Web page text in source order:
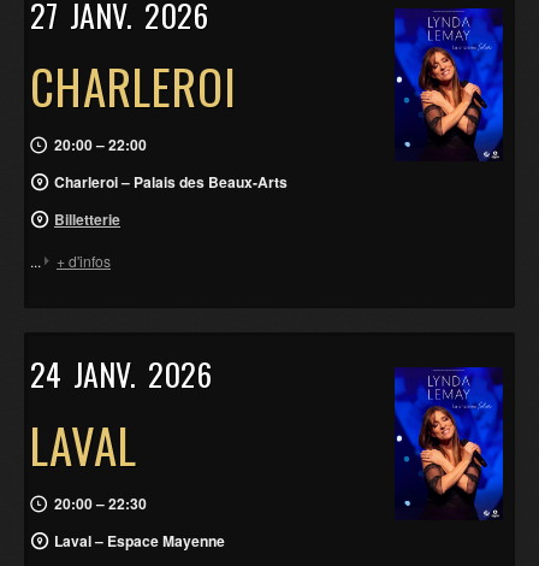
27 JANV. 2026
CHARLEROI
20:00 – 22:00
Charleroi – Palais des Beaux-Arts
Billetterie
... + d'infos
24 JANV. 2026
LAVAL
20:00 – 22:30
Laval – Espace Mayenne